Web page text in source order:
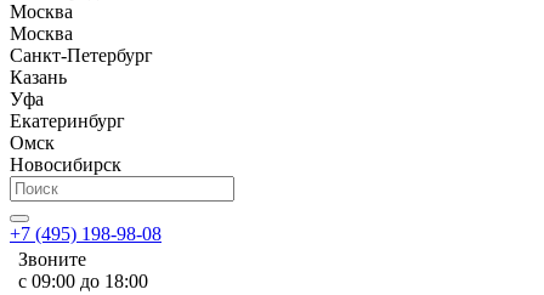
Москва
Москва
Санкт-Петербург
Казань
Уфа
Екатеринбург
Омск
Новосибирск
+7 (495) 198-98-08
Звоните
с 09:00 до 18:00